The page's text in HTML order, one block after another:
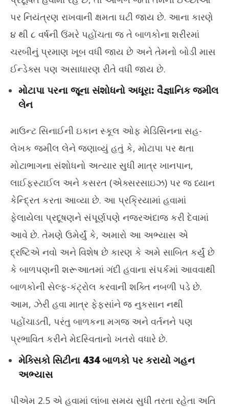
પર નિયંત્રણ રાખવાની ક્ષમતા ઘટી જાય છે. આના કારણે
૪ થી ૮ વર્ષની ઉંમરે પહોંચતા જ તે બાળકોના શરીરમાં
ચરબીનું પ્રમાણ ખૂબ વધી જાય છે અને તેમનો બોડી માસ
ઈન્ડેક્સ પણ અસાધારણ રીતે વધી જાય છે.
મોટાપા પરના જૂના સંશોધનો અધૂરા: વૈજ્ઞાનિક જમીલ
લેન
માઉન્ટ સિનાઈની ઇકાન સ્કૂલ ઓફ મેડિસિનના સહ-
લેખક જમીલ લેને જણાવ્યું હતું કે, મોટાપા પર થતા
મોટાભાગના સંશોધનો અત્યાર સુધી માત્ર ખાનપાન,
લાઈફસ્ટાઈલ અને કસરત (એક્સરસાઇઝ) પર જ ધ્યાન
કેન્દ્રિત કરતા આવ્યા છે. આ પ્રક્રિયામાં હવામાં
ફેલાયેલા પ્રદૂષણને સંપૂર્ણપણે નજરઅંદાજ કરી દેવામાં
આવે છે. તેમણે ઉમેર્યું કે, અમારો આ અભ્યાસ એ
દ્રષ્ટિએ નવો અને વિશેષ છે કારણ કે અમે સાબિત કર્યું છે
કે બાળપણની શરૂઆતમાં ગંદી હવાના સંપર્કમાં આવવાથી
બાળકોની સેલ્ફ-કંટ્રોલ કરવાની શક્તિ નબળી પડે છે.
આમ, ઝેરી હવા માત્ર ફેફસાંને જ નુકસાન નથી
પહોંચાડતી, પરંતુ બાળકના મગજ અને વર્તનને પણ
પ્રભાવિત કરીને મેદસ્વિતાનો ખતરો વધારે છે.
મેક્સિકો સિટીના 434 બાળકો પર કરાયો ગહન
અભ્યાસ
પીએમ 2.5 એ હવામાં લાંબા સમય સુધી તરતા રહેતા અતિ